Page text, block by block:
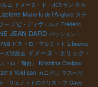
ルム ドメーヌ・ド・ボスラン 生カ
Marie-lo de l'Anglore ステ
ー デビ・ディヴェルス Frédéric
JEAN DARD パッション・
ビストロ・マルミット Libourne
ズ試飲会 ドメーヌ・エリック・
トロ「葡呑」 Kirishima Canigou
Yuki san カニグ山 マスぺリ
・リュノットのクリストフ Cave